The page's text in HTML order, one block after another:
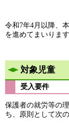
令和7年4月以降、
を進めてまいります
対象児童
受入要件​
保護者の就労等の
ち、原則として次